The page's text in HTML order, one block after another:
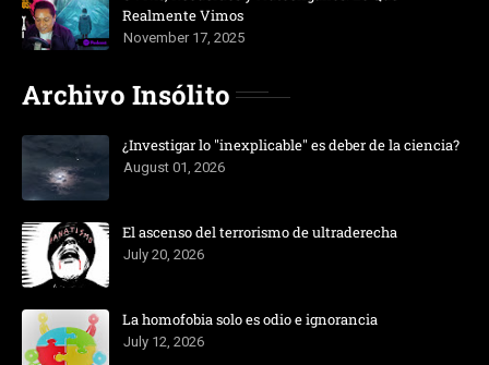
Realmente Vimos
November 17, 2025
Archivo Insólito
¿Investigar lo "inexplicable" es deber de la ciencia?
August 01, 2026
El ascenso del terrorismo de ultraderecha
July 20, 2026
La homofobia solo es odio e ignorancia
July 12, 2026